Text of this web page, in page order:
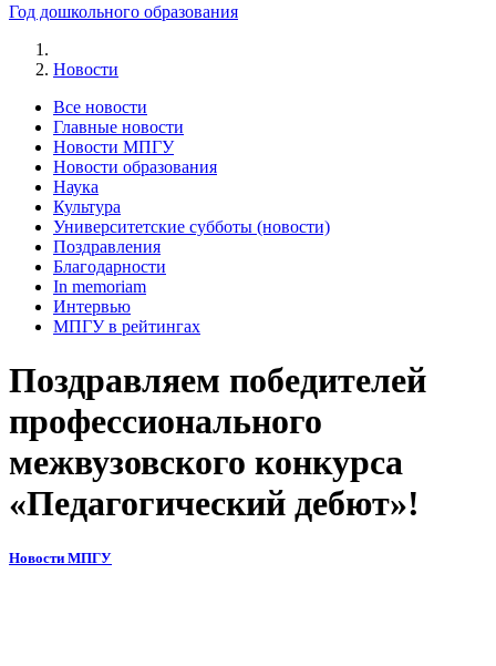
Год дошкольного образования
Новости
Все новости
Главные новости
Новости МПГУ
Новости образования
Наука
Культура
Университетские субботы (новости)
Поздравления
Благодарности
In memoriam
Интервью
МПГУ в рейтингах
Поздравляем победителей
профессионального
межвузовского конкурса
«Педагогический дебют»!
Новости МПГУ